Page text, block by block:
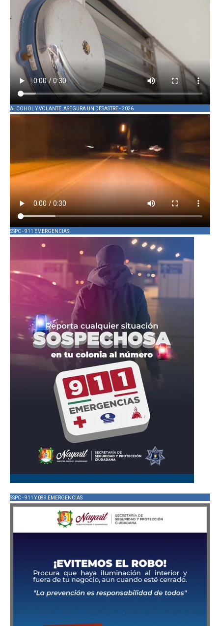
ALCOHOL Y VOLANTE, ASEGURA UN DESASTRE - 2026
SSPC - 911 EMERGENCIAS
SSPC - 911 Y 089 EMERGENCIAS